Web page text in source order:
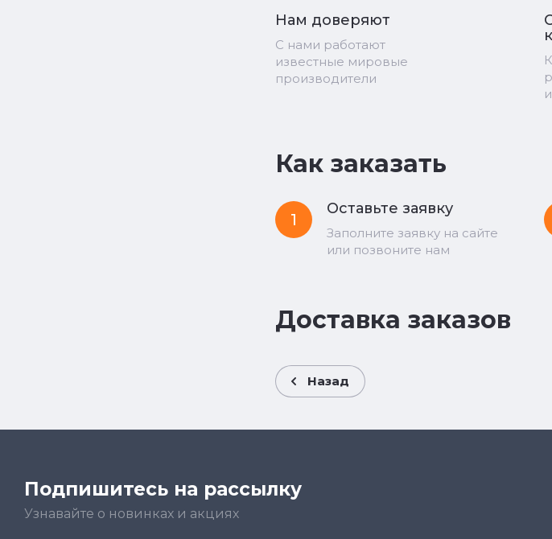
Нам доверяют
С нами работают
известные мировые
производители
Как заказать
1
Оставьте заявку
Заполните заявку на сайте
или позвоните нам
Доставка заказов
Назад
Подпишитесь на рассылку
Узнавайте о новинках и акциях